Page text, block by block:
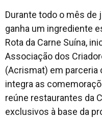
Durante todo o mês de
ganha um ingrediente
Rota da Carne Suína,
Associação dos
(Acrismat) em parceria
integra as
reúne restaurantes da
exclusivos à base da